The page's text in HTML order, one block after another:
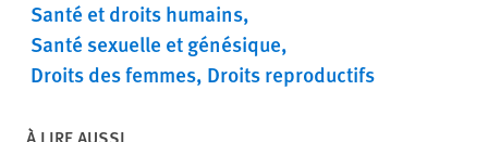
Santé et droits humains
Santé sexuelle et génésique
Droits des femmes Droits reproductifs
À LIRE AUSSI